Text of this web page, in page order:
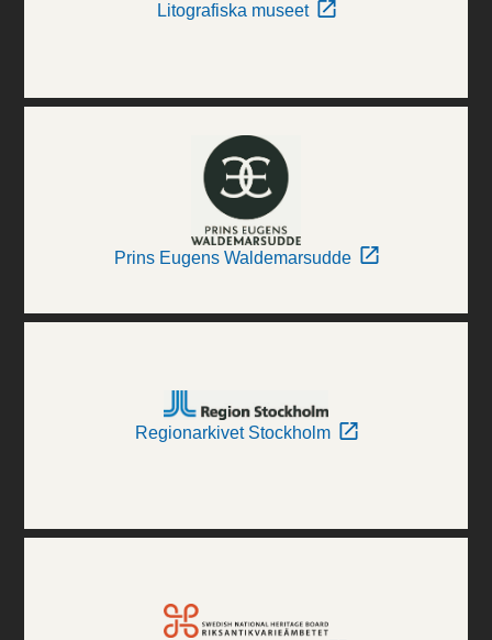
Litografiska museet
Prins Eugens Waldemarsudde
Regionarkivet Stockholm